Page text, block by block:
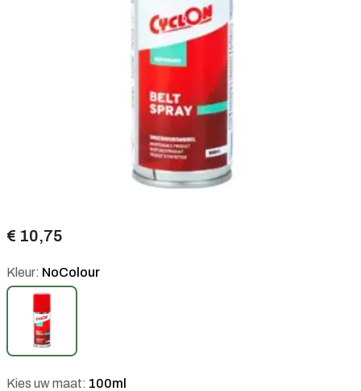
€ 10,75
Kleur: NoColour
Kies uw maat: 100ml